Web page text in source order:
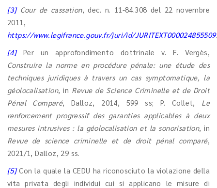
[3] Cour de cassation, dec. n. 11-84.308 del 22 novembre
2011,
https://www.legifrance.gouv.fr/juri/id/JURITEXT000024855509
[4]Per un approfondimento dottrinale v. E. Vergès,
Construire la norme en procédure pénale: une étude des
techniques juridiques à travers un cas symptomatique, la
géolocalisation, in Revue de Science Criminelle et de Droit
Pénal Comparé, Dalloz, 2014, 599 ss; P. Collet, Le
renforcement progressif des garanties applicables à deux
mesures intrusives : la géolocalisation et la sonorisation, in
Revue de science criminelle et de droit pénal comparé,
2021/1, Dalloz, 29 ss.
[5]Con la quale la CEDU ha riconosciuto la violazione della
vita privata degli individui cui si applicano le misure di